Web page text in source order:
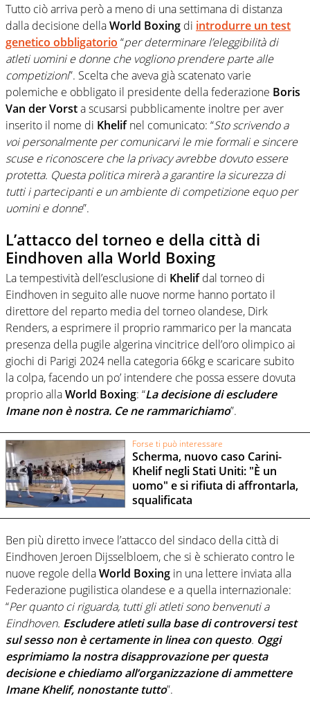
Tutto ciò arriva però a meno di una settimana di distanza
dalla decisione dellaWorld Boxing di introdurre un test
genetico obbligatorio “per determinare l’eleggibilità di
atleti uomini e donne che vogliono prendere parte alle
competizioni”. Scelta che aveva già scatenato varie
polemiche e obbligato il presidente della federazione Boris
Van der Vorsta scusarsi pubblicamente inoltre per aver
inserito il nome di Khelifnel comunicato: “Sto scrivendo a
voi personalmente per comunicarvi le mie formali e sincere
scuse e riconoscere che la privacy avrebbe dovuto essere
protetta. Questa politica mirerà a garantire la sicurezza di
tutti i partecipanti e un ambiente di competizione equo per
uomini e donne”.
L’attacco del torneo e della città di
Eindhoven alla World Boxing
La tempestività dell’esclusione di Khelifdal torneo di
Eindhoven in seguito alle nuove norme hanno portato il
direttore del reparto media del torneo olandese, Dirk
Renders, a esprimere il proprio rammarico per la mancata
presenza della pugile algerina vincitrice dell’oro olimpico ai
giochi di Parigi 2024 nella categoria 66kg e scaricare subito
la colpa, facendo un po’ intendere che possa essere dovuta
proprio allaWorld Boxing: “La decisione di escludere
Imane non è nostra. Ce ne rammarichiamo”.
Forse ti può interessare
Scherma, nuovo caso Carini-
Khelif negli Stati Uniti: "È un
uomo" e si rifiuta di affrontarla,
squalificata
Ben più diretto invece l’attacco del sindaco della città di
Eindhoven Jeroen Dijsselbloem, che si è schierato contro le
nuove regole dellaWorld Boxing in una lettere inviata alla
Federazione pugilistica olandese e a quella internazionale:
“Per quanto ci riguarda, tutti gli atleti sono benvenuti a
Eindhoven. Escludere atleti sulla base di controversi test
sul sesso non è certamente in linea con questo. Oggi
esprimiamo la nostra disapprovazione per questa
decisione e chiediamo all’organizzazione di ammettere
Imane Khelif, nonostante tutto”.